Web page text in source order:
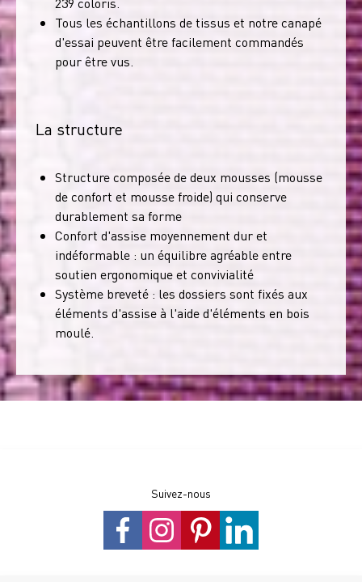
Tous les échantillons de tissus et notre canapé
d'essai peuvent être facilement commandés
pour être vus.
La structure
Structure composée de deux mousses (mousse
de confort et mousse froide) qui conserve
durablement sa forme
Confort d'assise moyennement dur et
indéformable : un équilibre agréable entre
soutien ergonomique et convivialité
Système breveté : les dossiers sont fixés aux
éléments d'assise à l'aide d'éléments en bois
moulé.
Suivez-nous